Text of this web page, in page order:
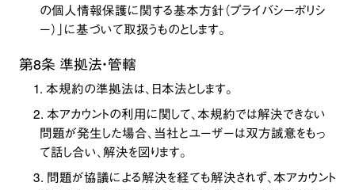
の個人情報保護に関する基本方針（プライバシーポリシ
ー）
」に基づいて取扱うものとします。
第8条 準拠法・管轄
1. 本規約の準拠法は、日本法とします。
2. 本アカウントの利用に関して、本規約では解決できない
問題が発生した場合、当社とユーザーは双方誠意をもっ
て話し合い、解決を図ります。
3. 問題が協議による解決を経ても解決されず、本アカウント